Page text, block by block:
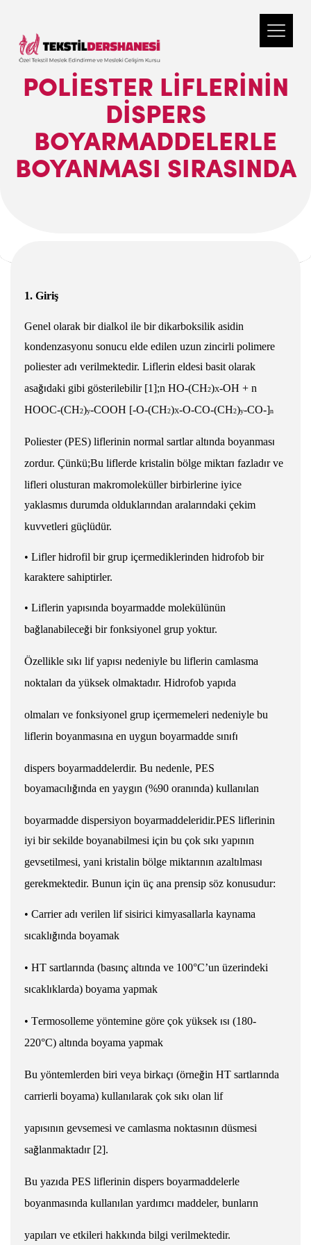
POLIESTER LIFLERININ
DISPERS
BOYARMADDELERLE
BOYANMASI SIRASINDA
1. Giriş
Genel olarak bir dialkol ile bir dikarboksilik asidin
kondenzasyonu sonucu elde edilen uzun zincirli polimere
poliester adı verilmektedir. Liflerin eldesi basit olarak
asağıdaki gibi gösterilebilir [1];n HO-(CH2)X-OH + n
HOOC-(CH2)y-COOH [-O-(CH2)X-O-CO-(CH2)y-CO-]n
Poliester (PES) liflerinin normal sartlar altında boyanması
zordur. Çünkü;Bu liflerde kristalin bölge miktarı fazladır ve
lifleri olusturan makromoleküller birbirlerine iyice
yaklasmıs durumda olduklarından aralarındaki çekim
kuvvetleri güçlüdür.
• Lifler hidrofil bir grup içermediklerinden hidrofob bir
karaktere sahiptirler.
• Liflerin yapısında boyarmadde molekülünün
bağlanabileceği bir fonksiyonel grup yoktur.
Özellikle sıkı lif yapısı nedeniyle bu liflerin camlasma
noktaları da yüksek olmaktadır. Hidrofob yapıda
olmaları ve fonksiyonel grup içermemeleri nedeniyle bu
liflerin boyanmasına en uygun boyarmadde sınıfı
dispers boyarmaddelerdir. Bu nedenle, PES
boyamacılığında en yaygın (%90 oranında) kullanılan
boyarmadde dispersiyon boyarmaddeleridir.PES liflerinin
iyi birsekilde boyanabilmesi için bu çok sıkı yapının
gevsetilmesi, yani kristalin bölge miktarının azaltılması
gerekmektedir. Bunun için üç ana prensip söz konusudur:
• Carrier adı verilen lifsisirici kimyasallarla kaynama
sıcaklığında boyamak
• HT sartlarında (basınç altında ve 100°C’un üzerindeki
sıcaklıklarda) boyama yapmak
• Termosolleme yöntemine göre çok yüksek ısı (180-
220°C) altında boyama yapmak
Bu yöntemlerden biri veya birkaçı (örneğin HT sartlarında
carrierli boyama) kullanılarak çok sıkı olan lif
yapısının gevsemesi ve camlasma noktasının düsmesi
sağlanmaktadır [2].
Bu yazıda PES liflerinin dispers boyarmaddelerle
boyanmasında kullanılan yardımcı maddeler, bunların
yapıları ve etkileri hakkında bilgi verilmektedir.